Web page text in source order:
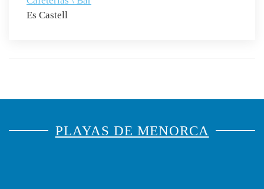
Es Castell
PLAYAS DE MENORCA